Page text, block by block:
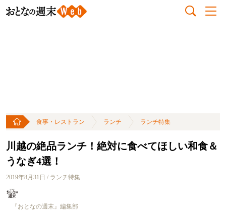
食事・レストラン ランチ ランチ特集
川越の絶品ランチ！絶対に食べてほしい和食＆
うなぎ4選！
2019年8月31日 / ランチ特集
『おとなの週末』編集部